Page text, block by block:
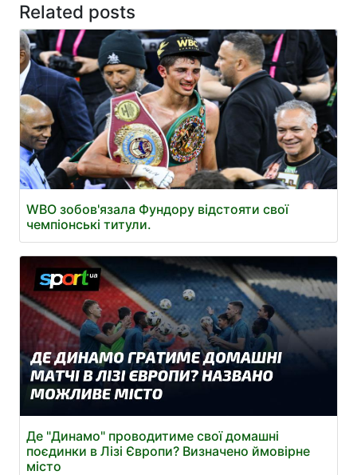
Related posts
WBO зобов'язала Фундору відстояти свої
чемпіонські титули.
Де "Динамо" проводитиме свої домашні
поєдинки в Лізі Європи? Визначено ймовірне
місто